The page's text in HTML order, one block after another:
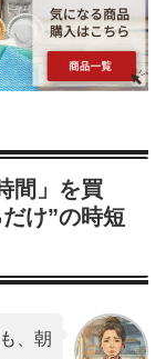
間」を買
け”の時短
、朝